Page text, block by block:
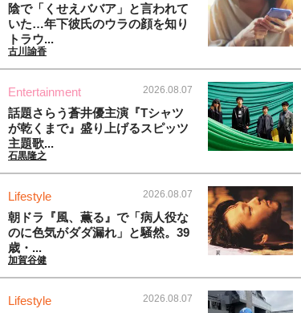
陰で「くせえババア」と言われて
いた…年下彼氏のウラの顔を知り
トラウ...
古川諭香
Entertainment 2026.08.07
話題さらう蒼井優主演『Tシャツ
が乾くまで』盛り上げるスピッツ
主題歌...
石黒隆之
Lifestyle 2026.08.07
朝ドラ『風、薫る』で「病人役な
のに色気がダダ漏れ」と騒然。39
歳・...
加賀谷健
Lifestyle 2026.08.07